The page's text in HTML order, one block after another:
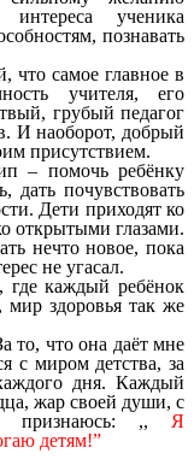
ученика
познавать
самое главное в
учителя, его
грубый педагог
И наоборот, добрый
присутствием.
помочь ребёнку
дать почувствовать
Дети приходят ко
открытыми глазами.
нечто новое, пока
не угасал.
каждый ребёнок
мир здоровья так же
что она даёт мне
с миром детства, за
дня. Каждый
жар своей души, с
признаюсь: ,, Я
детям!”